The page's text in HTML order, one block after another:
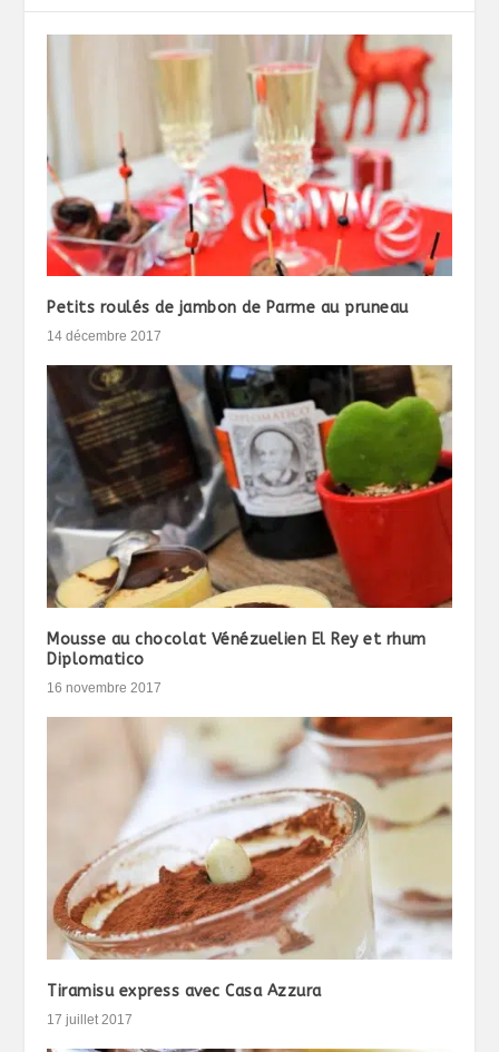
Petits roulés de jambon de Parme au pruneau
14 décembre 2017
Mousse au chocolat Vénézuelien El Rey et rhum
Diplomatico
16 novembre 2017
Tiramisu express avec Casa Azzura
17 juillet 2017